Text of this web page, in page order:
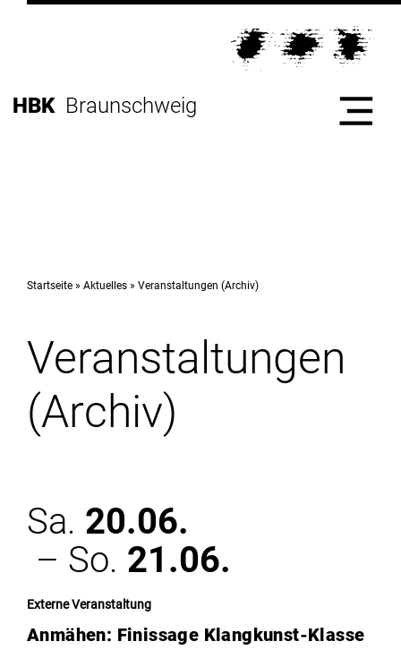
Inhalt
zur
Direkt
HBK Braunschweig
Hochschule
Studium
Institute
Infrastruktur
Startseite Aktuelles Veranstaltungen (Archiv)
Veranstaltungen
(Archiv)
Sa. 20.06.
– So. 21.06.
Externe Veranstaltung
Anmähen: Finissage Klangkunst-Klasse